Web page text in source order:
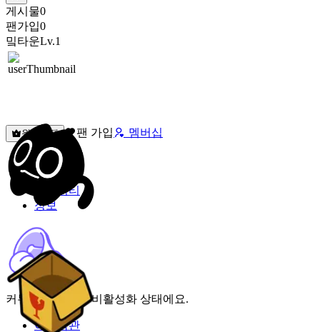
게시물0
팬가입0
밐타운Lv.1
원픽선택 팬 가입 멤버십
밐타운
피드
커뮤니티
정보
커뮤니티 기능이 비활성화 상태에요.
이용약관